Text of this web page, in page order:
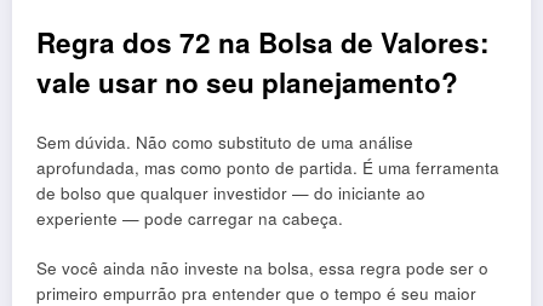
Regra dos 72 na Bolsa de Valores:
vale usar no seu planejamento?
Sem dúvida. Não como substituto de uma análise
aprofundada, mas como ponto de partida. É uma ferramenta
de bolso que qualquer investidor — do iniciante ao
experiente — pode carregar na cabeça.
Se você ainda não investe na bolsa, essa regra pode ser o
primeiro empurrão pra entender que o tempo é seu maior